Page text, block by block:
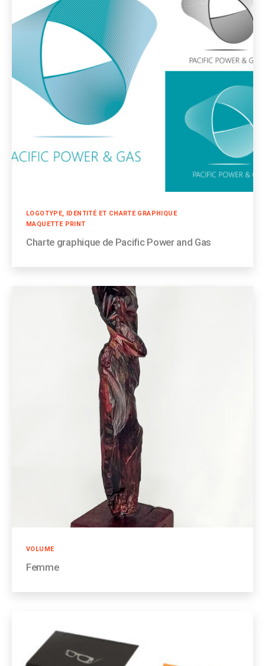
Catégories
LOGOTYPE, IDENTITÉ ET CHARTE GRAPHIQUE
MAQUETTE PRINT
Charte graphique de Pacific Power and Gas
Catégories
VOLUME
Femme